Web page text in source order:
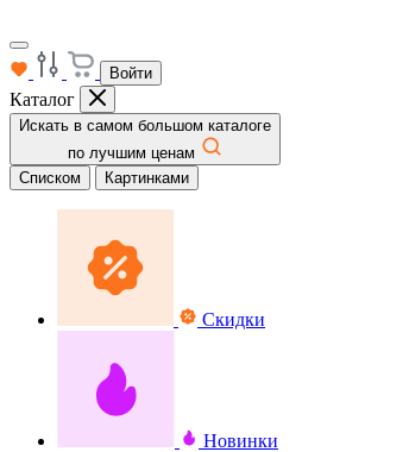
Войти
Каталог
Искать в самом большом каталоге
по лучшим ценам
Списком
Картинками
Скидки
Новинки